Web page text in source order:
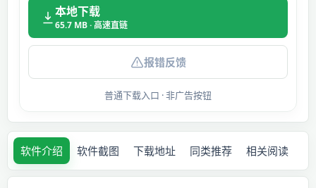
本地下载
65.7 MB · 高速直链
报错反馈
普通下载入口 · 非广告按钮
软件介绍 软件截图 下载地址 同类推荐 相关阅读